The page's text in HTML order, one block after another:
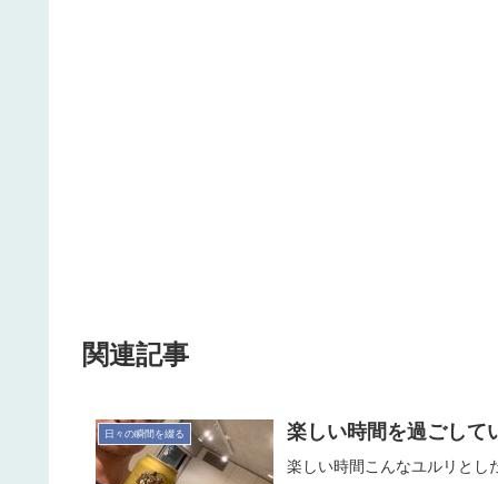
関連記事
日々の瞬間を綴る 楽しい時間を過ごして
楽しい時間こんなユルリとし